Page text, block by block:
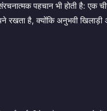
पहचान भी होती है: एक
है, क्योंकि अनुभवी खिलाड़ी